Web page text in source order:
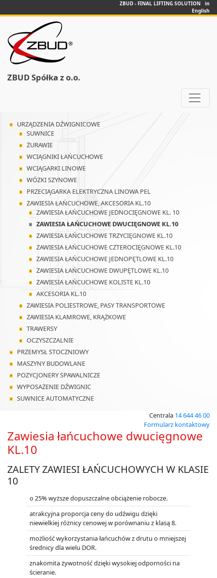
ZBUD - FINAL LIFTING SOLUTION in
English
ZBUD Spółka z o.o.
URZĄDZENIA DŹWIGNICOWE
SUWNICE
ŻURAWIE
WCIĄGNIKI ŁAŃCUCHOWE
WCIĄGARKI LINOWE
WÓZKI SZYNOWE
PRZECIĄGARKA ELEKTRYCZNA LINOWA PEL
ZAWIESIA ŁAŃCUCHOWE, AKCESORIA KL.10
ZAWIESIA ŁAŃCUCHOWE JEDNOCIĘGNOWE KL. 10
ZAWIESIA ŁAŃCUCHOWE DWUCIĘGNOWE KL.10
ZAWIESIA ŁAŃCUCHOWE TRZYCIĘGNOWE KL.10
ZAWIESIA ŁAŃCUCHOWE CZTEROCIĘGNOWE KL.10
ZAWIESIA ŁAŃCUCHOWE JEDNOPĘTLOWE KL.10
ZAWIESIA ŁAŃCUCHOWE DWUPĘTLOWE KL.10
ZAWIESIA ŁAŃCUCHOWE KOLISTE KL.10
AKCESORIA KL.10
ZAWIESIA POLIESTROWE, PASY TRANSPORTOWE
ZAWIESIA KLAMROWE, KRĄŻKOWE
TRAWERSY
OCZYSZCZALNIE
PRZEMYSŁ STOCZNIOWY
MASZYNY BUDOWLANE
POZYCJONERY SPAWALNICZE
WYPOSAŻENIE DŹWIGNIC
SUWNICE AUTOMATYCZNE
Centrala 14 644 46 00
Formularz kontaktowy
Zawiesia łańcuchowe dwucięgnowe
KL.10
ZALETY ZAWIESI ŁAŃCUCHOWYCH W KLASIE
10
o 25% wyższe dopuszczalne obciążenie robocze.
atrakcyjna proporcja ceny do udźwigu dzięki
niewielkiej różnicy cenowej w porównaniu z klasą 8.
możliość wykorzystania łańcuchów z drutu o mniejszej
średnicy dla wielu DOR.
znakomita żywotność dzięki wysokiej odporności na
ścieranie.